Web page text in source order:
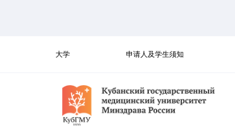
大学 申请人及学生须知